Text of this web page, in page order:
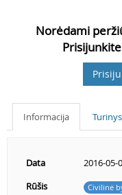
Norėdami
Informacija Turinys
Data
2016-05-
Rūšis
Civilinė